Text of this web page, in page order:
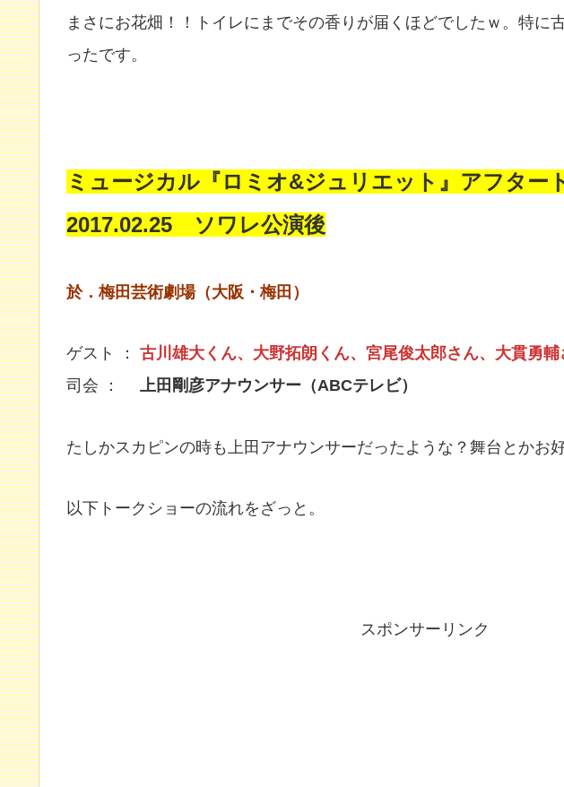
まさにお花畑！！トイレにまでその香りが届くほどでしたｗ。特に
ったです。
ミュージカル『ロミオ&ジュリエット』アフター
2017.02.25 ソワレ公演後
於．梅田芸術劇場（大阪・梅田）
ゲスト ： 古川雄大くん、大野拓朗くん、宮尾俊太郎さん、大貫勇輔
司会 ： 上田剛彦アナウンサー（ABCテレビ）
たしかスカピンの時も上田アナウンサーだったような？舞台とかお
以下トークショーの流れをざっと。
スポンサーリンク